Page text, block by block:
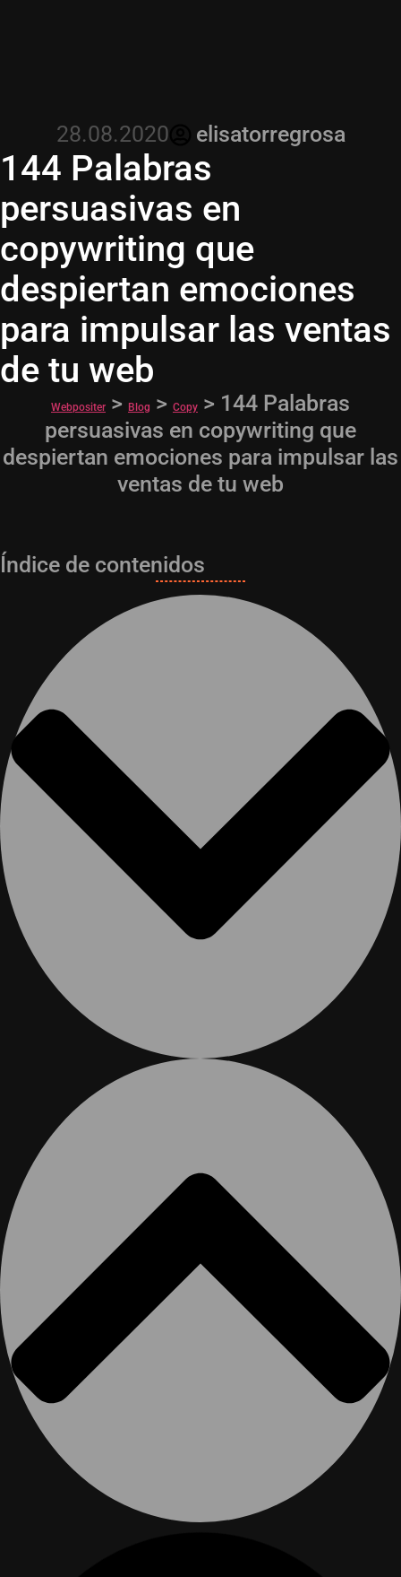
28.08.2020 elisatorregrosa
144 Palabras
persuasivas en
copywriting que
despiertan emociones
para impulsar las ventas
de tu web
Webpositer > Blog > Copy > 144 Palabras
persuasivas en copywriting que
despiertan emociones para impulsar las
ventas de tu web
Índice de contenidos